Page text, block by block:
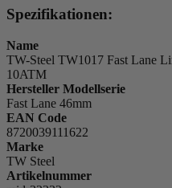
Spezifikationen:
Name
TW-Steel TW1017 Fast Lane
10ATM
Hersteller Modellserie
Fast Lane 46mm
EAN Code
8720039111622
Marke
TW Steel
Artikelnummer